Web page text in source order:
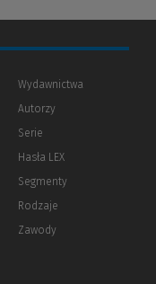
Wydawnictwa
Autorzy
Serie
Hasła LEX
Segmenty
Rodzaje
Zawody